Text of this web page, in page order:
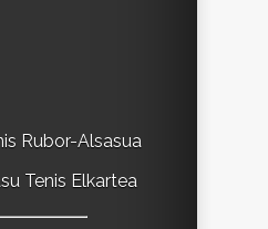
Rubor-Alsasua
Tenis Elkartea